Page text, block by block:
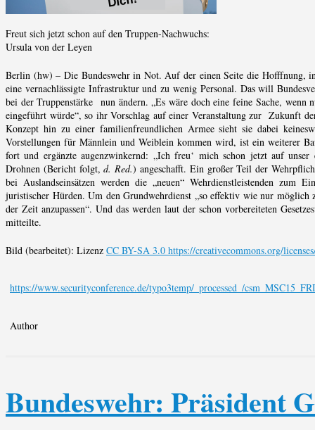
Freut sich jetzt schon auf den Truppen-Nachwuchs:
Ursula von der Leyen
Berlin (hw) – Die Bundeswehr in Not. Auf der einen Seite die Hofffnung,
eine vernachlässigte Infrastruktur und zu wenig Personal. Das will
bei der Truppenstärke nun ändern. „Es wäre doch eine feine Sache,
eingeführt würde“, so ihr Vorschlag auf einer Veranstaltung zur Zukunft
Konzept hin zu einer familienfreundlichen Armee sieht sie dabei
Vorstellungen für Männlein und Weiblein kommen wird, ist ein weiterer
fort und ergänzte augenzwinkernd: „Ich freu‘ mich schon jetzt auf
Drohnen (Bericht folgt,d. Red.) angeschafft. Ein großer Teil der
bei Auslandseinsätzen werden die „neuen“ Wehrdienstleistenden
juristischer Hürden. Um den Grundwehrdienst „so effektiv wie nur möglich
der Zeit anzupassen“. Und das werden laut der schon vorbereiteten
mitteilte.
Bild (bearbeitet): Lizenz CC BY-SA 3.0 https://creativecommons.org/
https://www.securityconference.de/typo3temp/_processed_/
Author
Bundeswehr: Präsident